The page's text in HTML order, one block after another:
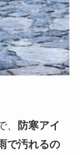
防寒アイ
で汚れるの